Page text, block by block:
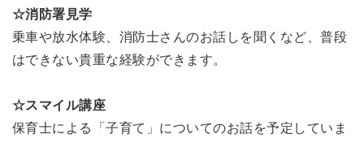
☆消防署見学
乗車や放水体験、消防士さんのお話しを聞くなど、普段
はできない貴重な経験ができます。
☆スマイル講座
保育士による「子育て」についてのお話を予定していま